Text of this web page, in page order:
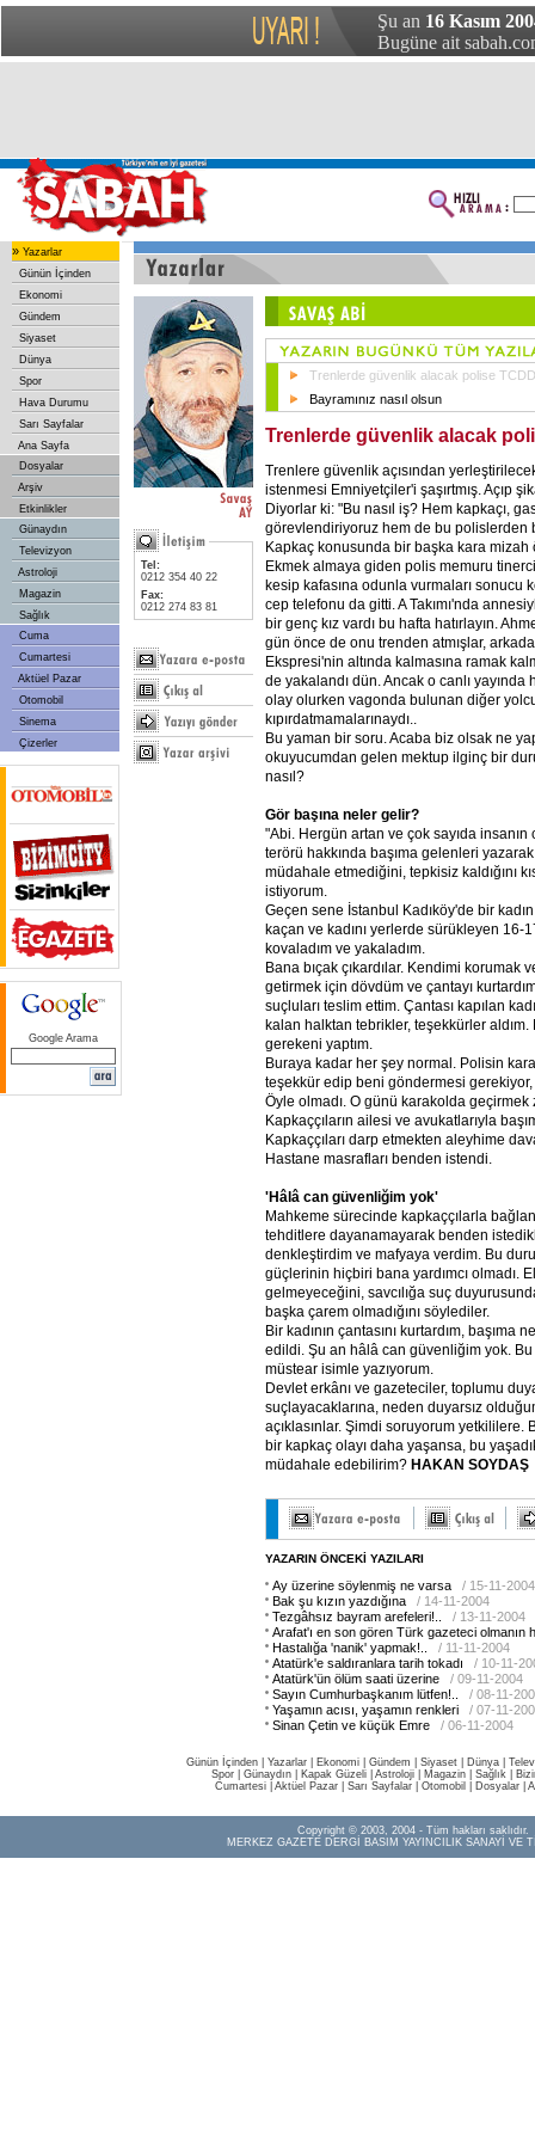
Şu an 16 Kasım
Bugüne ait
» Yazarlar
Günün İçinden
Ekonomi
Gündem
Siyaset
Dünya
Spor
Hava Durumu
Sarı Sayfalar
Ana Sayfa
Dosyalar
Arşiv
Etkinlikler
Günaydın
Televizyon
Astroloji
Magazin
Sağlık
Cuma
Cumartesi
Aktüel Pazar
Otomobil
Sinema
Çizerler
Google Arama
Tel:
0212 354 40 22
Fax:
0212 274 83 81
Trenlerde güvenlik alacak polise
Bayramınız nasıl olsun
Trenlerde güvenlik alacak
Trenlere güvenlik açısından
istenmesi Emniyetçiler'i şaşırtmış. Açıp
Diyorlar ki: "Bu nasıl iş? Hem kapkaçı,
görevlendiriyoruz hem de bu polislerden
Kapkaç konusunda bir başka kara mizah
Ekmek almaya giden polis memuru
kesip kafasına odunla vurmaları sonucu
cep telefonu da gitti. A Takımı'nda
bir genç kız vardı bu hafta hatırlayın.
gün önce de onu trenden atmışlar,
Ekspresi'nin altında kalmasına ramak
de yakalandı dün. Ancak o canlı
olay olurken vagonda bulunan diğer
kıpırdatmamalarınaydı..
Bu yaman bir soru. Acaba biz olsak ne
okuyucumdan gelen mektup ilginç bir
nasıl?
Gör başına neler gelir?
"Abi. Hergün artan ve çok sayıda insanın
terörü hakkında başıma gelenleri
müdahale etmediğini, tepkisiz kaldığını
istiyorum.
Geçen sene İstanbul Kadıköy'de bir
kaçan ve kadını yerlerde sürükleyen 16-
kovaladım ve yakaladım.
Bana bıçak çıkardılar. Kendimi korumak
getirmek için dövdüm ve çantayı
suçluları teslim ettim. Çantası kapılan
kalan halktan tebrikler, teşekkürler aldım.
gerekeni yaptım.
Buraya kadar her şey normal. Polisin
teşekkür edip beni göndermesi gerekiyor,
Öyle olmadı. O günü karakolda geçirmek
Kapkaççıların ailesi ve avukatlarıyla
Kapkaççıları darp etmekten aleyhime
Hastane masrafları benden istendi.
'Hâlâ can güvenliğim yok'
Mahkeme sürecinde kapkaççılarla
tehditlere dayanamayarak benden
denkleştirdim ve mafyaya verdim. Bu
güçlerinin hiçbiri bana yardımcı olmadı.
gelmeyeceğini, savcılığa suç
başka çarem olmadığını söylediler.
Bir kadının çantasını kurtardım, başıma
edildi. Şu an hâlâ can güvenliğim yok. Bu
müstear isimle yazıyorum.
Devlet erkânı ve gazeteciler, toplumu
suçlayacaklarına, neden duyarsız
açıklasınlar. Şimdi soruyorum yetkililere.
bir kapkaç olayı daha yaşansa, bu
müdahale edebilirim? HAKAN SOYDAŞ
YAZARIN ÖNCEKİ YAZILARI
Ay üzerine söylenmiş ne varsa
/ 15-11-2004
Bak şu kızın yazdığına
/ 14-11-2004
Tezgâhsız bayram arefeleri!..
/ 13-11-2004
Arafat'ı en son gören Türk gazeteci olmanın
Hastalığa 'nanik' yapmak!..
/ 11-11-2004
Atatürk'e saldıranlara tarih tokadı
/ 10-11-
Atatürk'ün ölüm saati üzerine
/ 09-11-2004
Sayın Cumhurbaşkanım lütfen!..
/ 08-11-
Yaşamın acısı, yaşamın renkleri
/ 07-11-
Sinan Çetin ve küçük Emre
/ 06-11-2004
Günün İçinden Yazarlar Ekonomi Gündem Siyaset Dünya |
Spor
Günaydın Kapak Güzeli Astroloji Magazin Sağlık
Cumartesi| Aktüel Pazar| Sarı Sayfalar| Otomobil Dosyalar|
Copyright © 2003, 2004 - Tüm hakları saklıdır.
MERKEZ GAZETE DERGİ BASIM YAYINCILIK SANAYİ VE